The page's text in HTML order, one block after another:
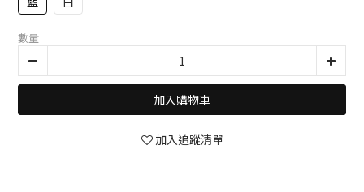
數量
加入購物車
加入追蹤清單